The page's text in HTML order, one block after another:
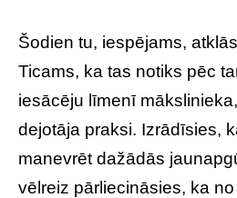
Šodien tu, iespējams,
Ticams, ka tas notiks pēc
iesācēju līmenī
dejotāja praksi. Izrādīsies,
manevrēt dažādās
vēlreiz pārliecināsies, ka